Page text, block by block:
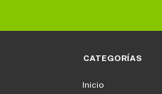
CATEGORÍAS
Inicio